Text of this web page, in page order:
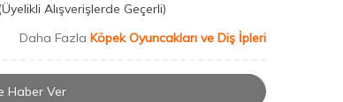
(Üyelikli Alışverişlerde Geçerli)
Daha Fazla Köpek Oyuncakları ve Diş İpleri
Haber Ver